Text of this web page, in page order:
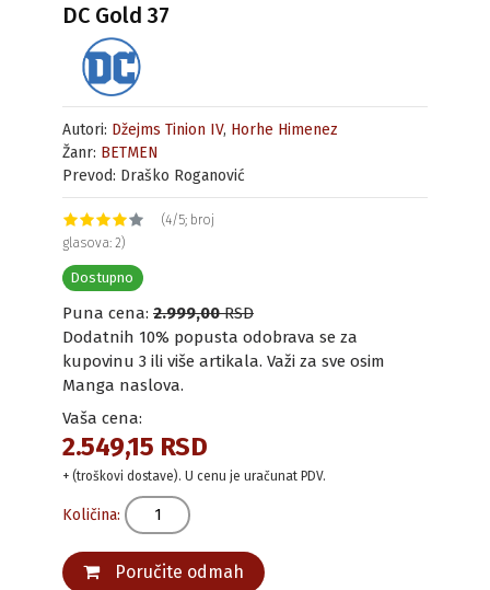
DC Gold 37
Autori: Džejms Tinion IV, Horhe Himenez
Žanr: BETMEN
Prevod: Draško Roganović
(4/5; broj
glasova: 2)
Dostupno
Puna cena: 2.999,00RSD
Dodatnih 10% popusta odobrava se za
kupovinu 3 ili više artikala. Važi za sve osim
Manga naslova.
Vaša cena:
2.549,15 RSD
+ (troškovi dostave). U cenu je uračunat PDV.
Količina:
Poručite odmah